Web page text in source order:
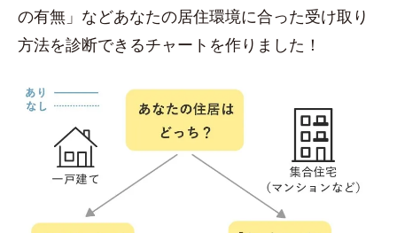
の有無」などあなたの居住環境に合った受け取り
方法を診断できるチャートを作りました！